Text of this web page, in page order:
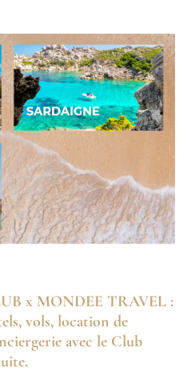
x MONDEE TRAVEL :
vols, location de
avec le Club